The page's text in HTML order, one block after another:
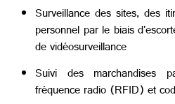
Surveillance des sites, des
personnel par le biais
de vidéosurveillance
Suivi des marchandises
fréquence radio (RFID) et